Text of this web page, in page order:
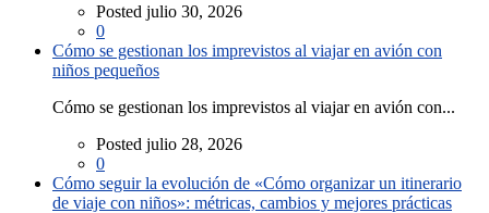
Posted julio 30, 2026
0
Cómo se gestionan los imprevistos al viajar en avión con
niños pequeños
Cómo se gestionan los imprevistos al viajar en avión con...
Posted julio 28, 2026
0
Cómo seguir la evolución de «Cómo organizar un itinerario
de viaje con niños»: métricas, cambios y mejores prácticas